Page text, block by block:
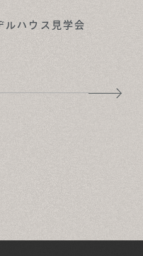
ルハウス見学会